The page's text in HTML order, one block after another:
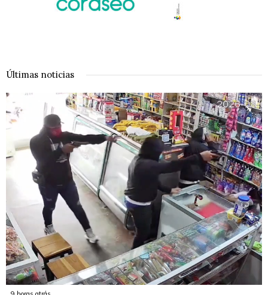
Últimas noticias